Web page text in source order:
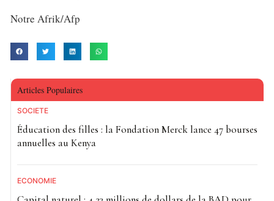
Notre Afrik/Afp
Articles Populaires
SOCIETE
Éducation des filles : la Fondation Merck lance 47 bourses
annuelles au Kenya
ECONOMIE